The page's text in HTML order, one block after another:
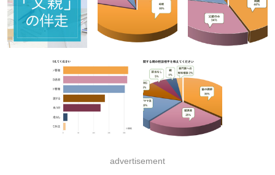
advertisement